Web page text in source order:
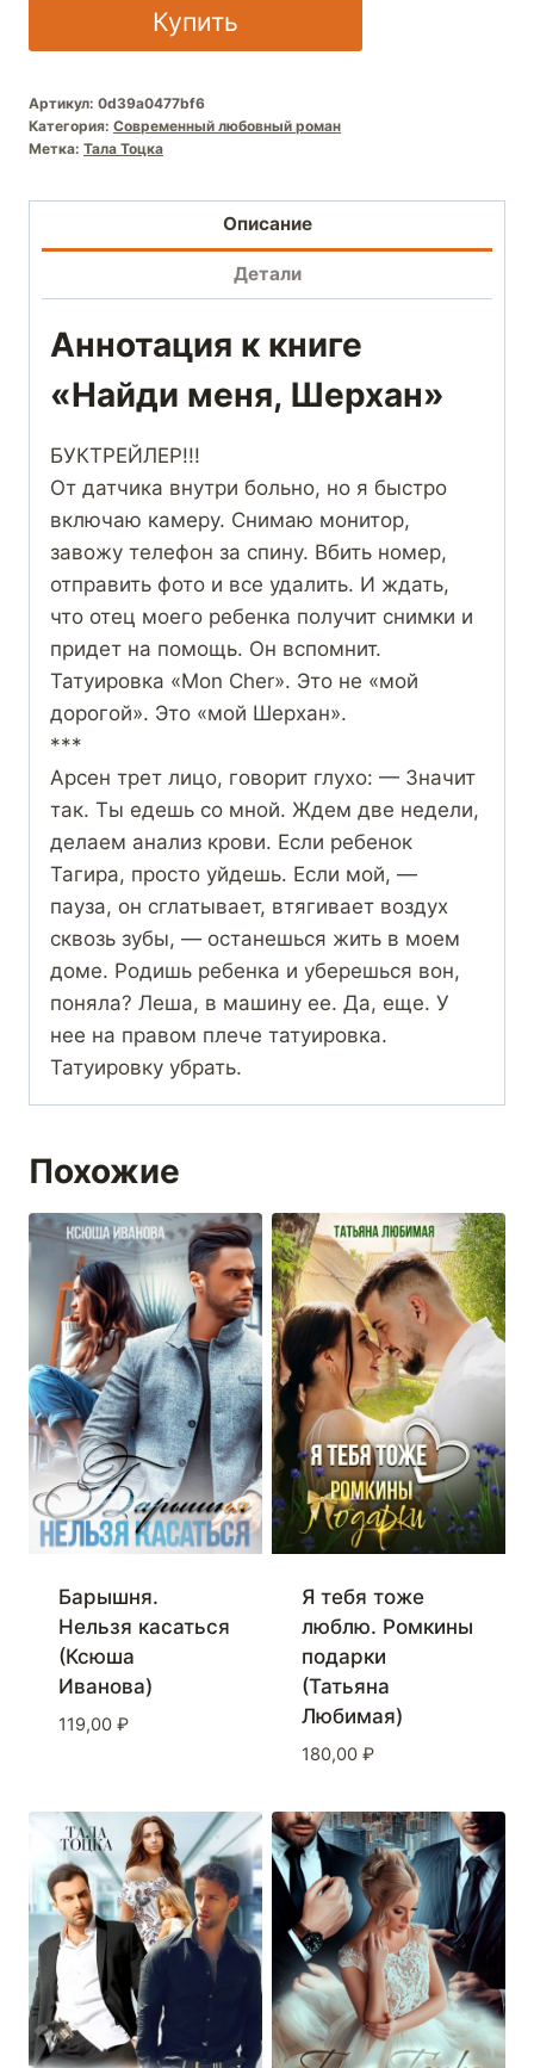
Купить
Артикул: 0d39a0477bf6
Категория: Современный любовный роман
Метка: Тала Тоцка
Описание
Детали
Аннотация к книге
«Найди меня, Шерхан»
БУКТРЕЙЛЕР!!!
От датчика внутри больно, но я быстро
включаю камеру. Снимаю монитор,
завожу телефон за спину. Вбить номер,
отправить фото и все удалить. И ждать,
что отец моего ребенка получит снимки и
придет на помощь. Он вспомнит.
Татуировка «Мon Сher». Это не «мой
дорогой». Это «мой Шерхан».
***
Арсен трет лицо, говорит глухо: — Значит
так. Ты едешь со мной. Ждем две недели,
делаем анализ крови. Если ребенок
Тагира, просто уйдешь. Если мой, —
пауза, он сглатывает, втягивает воздух
сквозь зубы, — останешься жить в моем
доме. Родишь ребенка и уберешься вон,
поняла? Леша, в машину ее. Да, еще. У
нее на правом плече татуировка.
Татуировку убрать.
Похожие
Барышня.
Нельзя касаться
(Ксюша
Иванова)
119,00 ₽
Я тебя тоже
люблю. Ромкины
подарки
(Татьяна
Любимая)
180,00 ₽